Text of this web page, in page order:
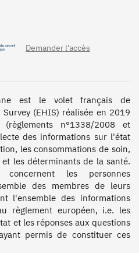
Demander l'accès
est le volet français de
(EHIS) réalisée en 2019
n°1338/2008 et
des informations sur l'état
les consommations de soin,
les déterminants de la santé.
concernent les personnes
des membres de leurs
l'ensemble des informations
règlement européen, i.e. les
et les réponses aux questions
permis de constituer ces